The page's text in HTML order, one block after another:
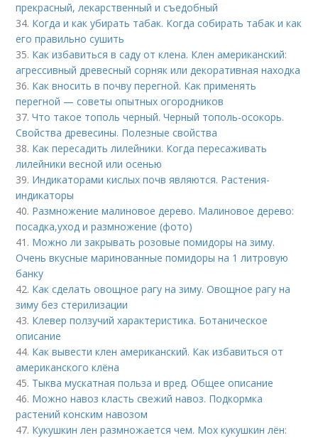
прекрасный, лекарственный и съедобный
34. Когда и как убирать табак. Когда собирать табак и как
его правильно сушить
35. Как избавиться в саду от клена. Клен американский:
агрессивный древесный сорняк или декоративная находка
36. Как вносить в почву перегной. Как применять
перегной — советы опытных огородников
37.Что такое тополь черный. Черный тополь-осокорь.
Свойства древесины. Полезные свойства
38. Как пересадить лилейники. Когда пересаживать
лилейники весной или осенью
39. Индикаторами кислых почв являются. Растения-
индикаторы
40. Размножение малиновое дерево. Малиновое дерево:
посадка,уход и размножение (фото)
41. Можно ли закрывать розовые помидоры на зиму.
Очень вкусные маринованные помидоры на 1 литровую
банку
42. Как сделать овощное рагу на зиму. Овощное рагу на
зиму без стерилизации
43. Клевер ползучий характеристика. Ботаническое
описание
44. Как вывести клен американский. Как избавиться от
американского клёна
45. Тыква мускатная польза и вред. Общее описание
46. Можно навоз класть свежий навоз. Подкормка
растений конским навозом
47. Кукушкин лен размножается чем. Мох кукушкин лён: